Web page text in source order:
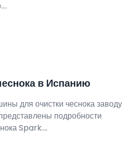
в Испанию
для очистки чеснока заводу
подробности
Spark....